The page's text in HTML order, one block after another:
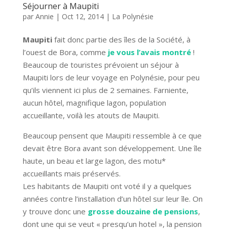
Séjourner à Maupiti
par Annie | Oct 12, 2014| La Polynésie
Maupitifait donc partie des îles de la Société, à
l’ouest de Bora, comme je vous l’avais montré!
Beaucoup de touristes prévoient un séjour à
Maupiti lors de leur voyage en Polynésie, pour peu
qu’ils viennent ici plus de 2 semaines. Farniente,
aucun hôtel, magnifique lagon, population
accueillante, voilà les atouts de Maupiti.
Beaucoup pensent que Maupiti ressemble à ce que
devait être Bora avant son développement. Une île
haute, un beau et large lagon, des motu*
accueillants mais préservés.
Les habitants de Maupiti ont voté il y a quelques
années contre l’installation d’un hôtel sur leur île. On
y trouve donc une grosse douzaine de pensions,
dont une qui se veut « presqu’un hotel », la pension